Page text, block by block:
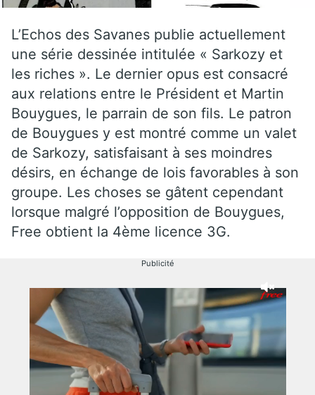
L’Echos des Savanes publie actuellement
une série dessinée intitulée « Sarkozy et
les riches ». Le dernier opus est consacré
aux relations entre le Président et Martin
Bouygues, le parrain de son fils. Le patron
de Bouygues y est montré comme un valet
de Sarkozy, satisfaisant à ses moindres
désirs, en échange de lois favorables à son
groupe. Les choses se gâtent cependant
lorsque malgré l’opposition de Bouygues,
Free obtient la 4ème licence 3G.
Publicité